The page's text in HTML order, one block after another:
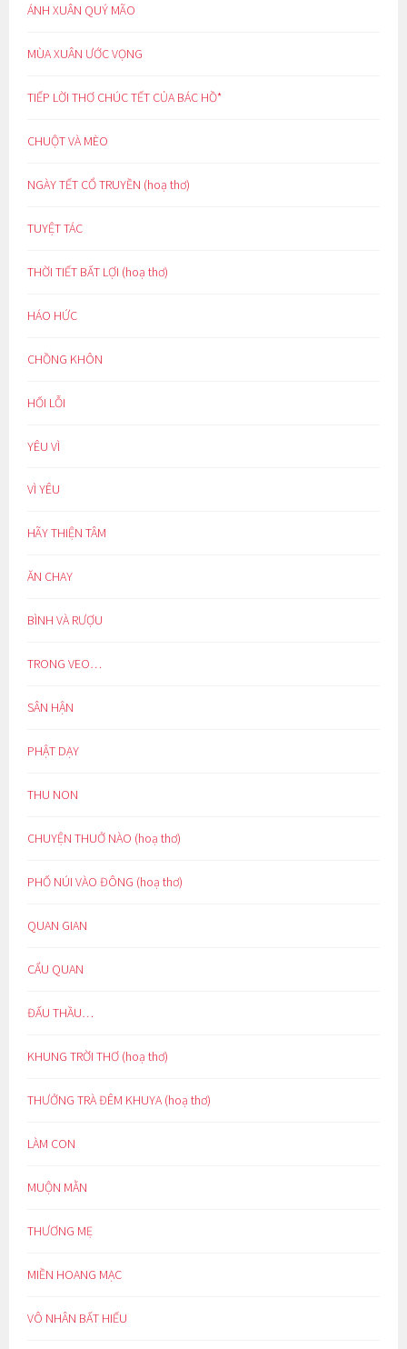
ÁNH XUÂN QUÝ MÃO
MÙA XUÂN ƯỚC VỌNG
TIẾP LỜI THƠ CHÚC TẾT CỦA BÁC HỒ*
CHUỘT VÀ MÈO
NGÀY TẾT CỔ TRUYỀN (hoạ thơ)
TUYỆT TÁC
THỜI TIẾT BẤT LỢI (hoạ thơ)
HÁO HỨC
CHỒNG KHÔN
HỐI LỖI
YÊU VÌ
VÌ YÊU
HÃY THIỆN TÂM
ĂN CHAY
BÌNH VÀ RƯỢU
TRONG VEO…
SÂN HẬN
PHẬT DẠY
THU NON
CHUYỆN THUỞ NÀO (hoạ thơ)
PHỐ NÚI VÀO ĐÔNG (hoạ thơ)
QUAN GIAN
CẨU QUAN
ĐẤU THẦU…
KHUNG TRỜI THƠ (hoạ thơ)
THƯỞNG TRÀ ĐÊM KHUYA (hoạ thơ)
LÀM CON
MUỘN MẰN
THƯƠNG MẸ
MIỀN HOANG MẠC
VÔ NHÂN BẤT HIẾU